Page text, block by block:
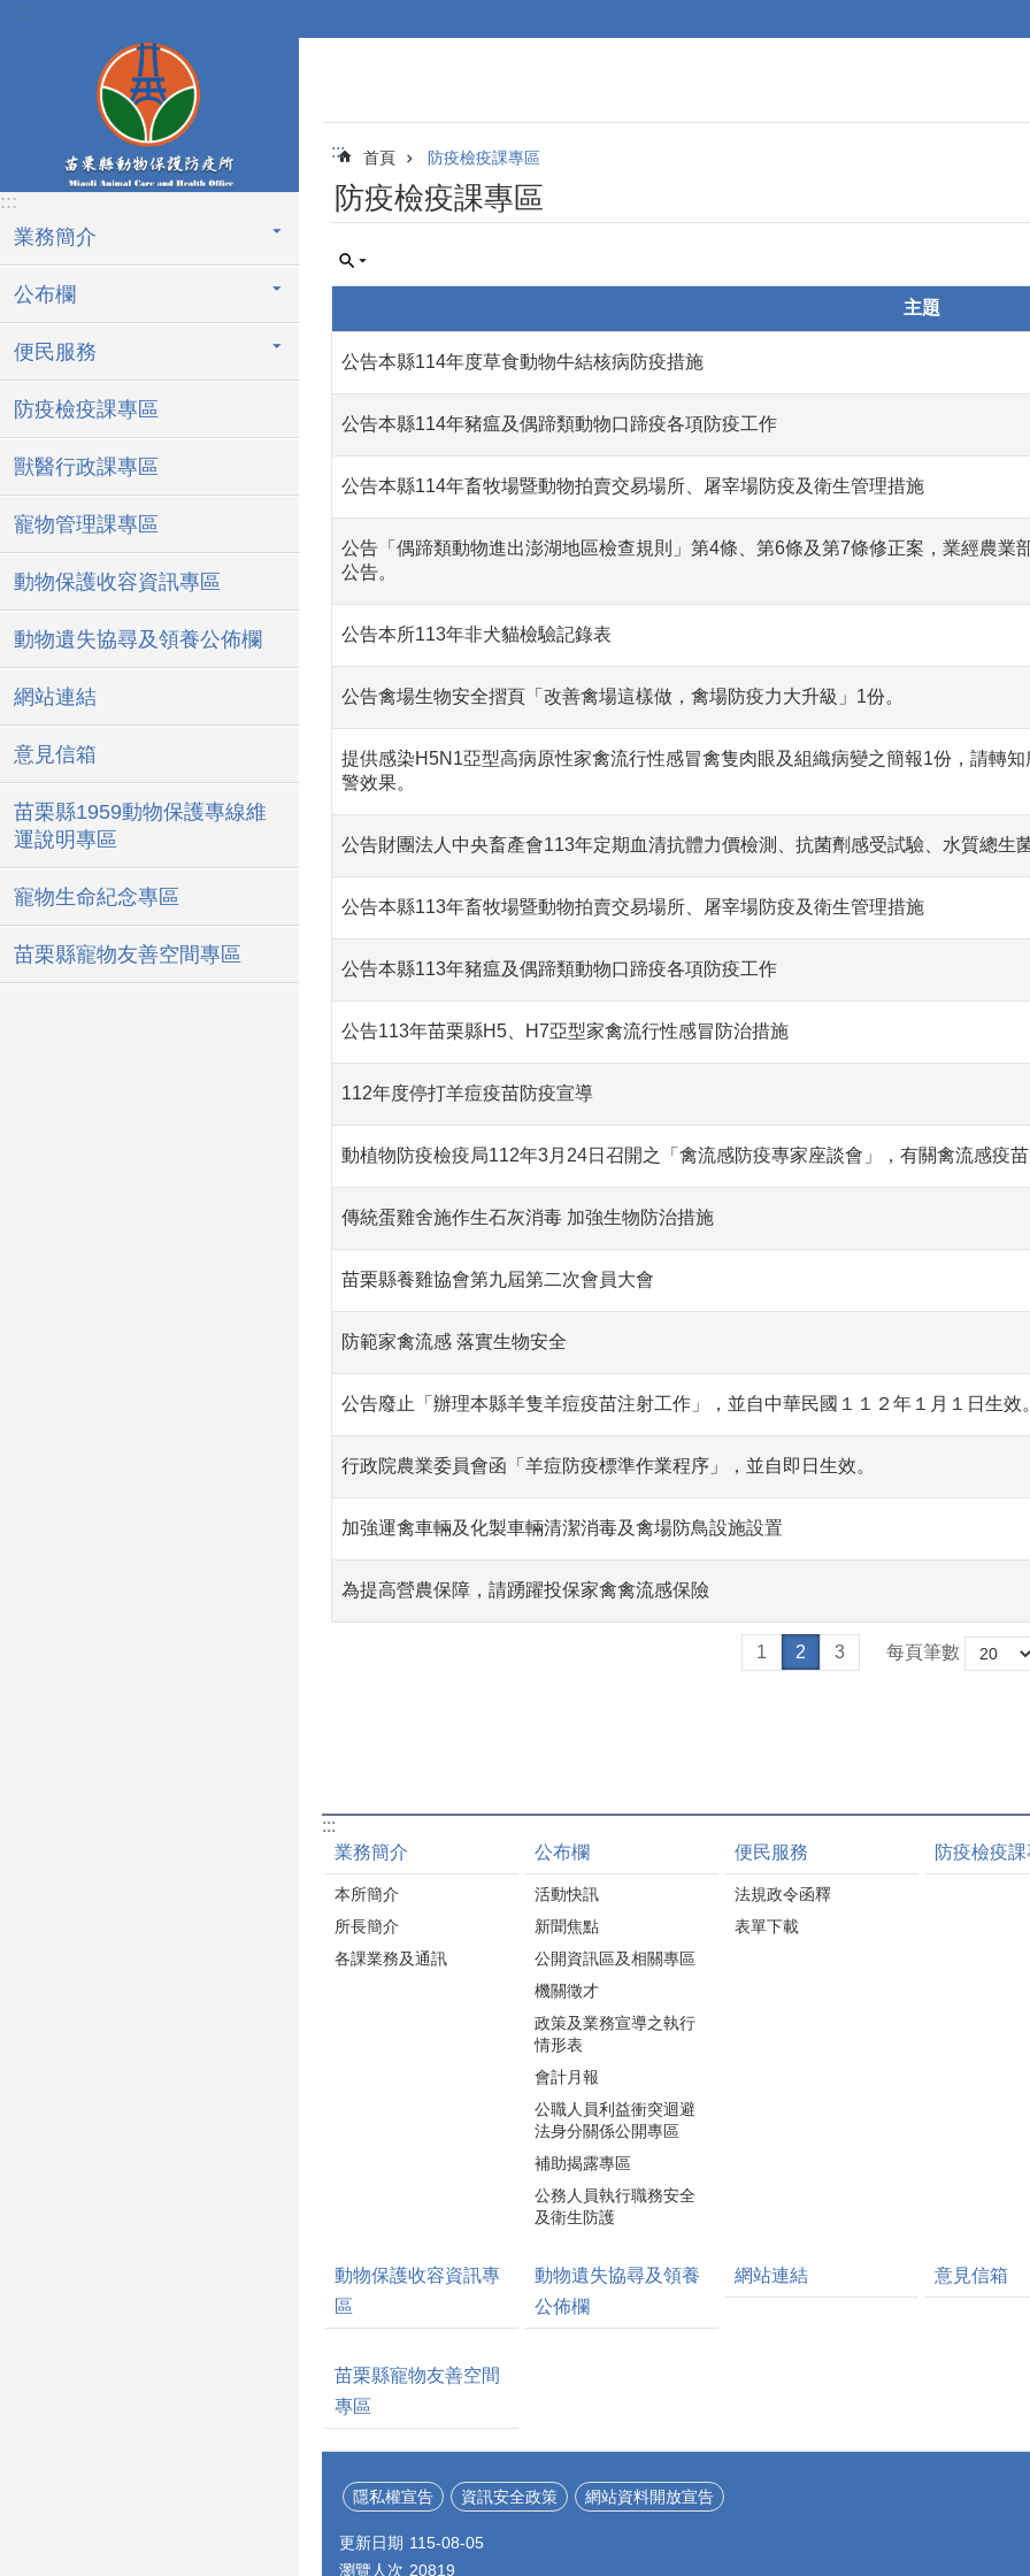
跳到主要內容區塊
:::
:::
業務簡介
公布欄
便民服務
防疫檢疫課專區
獸醫行政課專區
寵物管理課專區
動物保護收容資訊專區
動物遺失協尋及領養公佈欄
網站連結
意見信箱
苗栗縣1959動物保護專線維
運說明專區
寵物生命紀念專區
苗栗縣寵物友善空間專區
::: 首頁 防疫檢疫課專區
防疫檢疫課專區
主題
公告本縣114年度草食動物牛結核病防疫措施
公告本縣114年豬瘟及偶蹄類動物口蹄疫各項防疫工作
公告本縣114年畜牧場暨動物拍賣交易場所、屠宰場防疫及衛生管理措施
公告「偶蹄類動物進出澎湖地區檢查規則」第4條、第6條及第7條修正案，業經農
公告。
公告本所113年非犬貓檢驗記錄表
公告禽場生物安全摺頁「改善禽場這樣做，禽場防疫力大升級」1份。
提供感染H5N1亞型高病原性家禽流行性感冒禽隻肉眼及組織病變之簡報1份，請轉
警效果。
公告財團法人中央畜產會113年定期血清抗體力價檢測、抗菌劑感受試驗、水質總生
公告本縣113年畜牧場暨動物拍賣交易場所、屠宰場防疫及衛生管理措施
公告本縣113年豬瘟及偶蹄類動物口蹄疫各項防疫工作
公告113年苗栗縣H5、H7亞型家禽流行性感冒防治措施
112年度停打羊痘疫苗防疫宣導
動植物防疫檢疫局112年3月24日召開之「禽流感防疫專家座談會」，有關禽流感疫
傳統蛋雞舍施作生石灰消毒 加強生物防治措施
苗栗縣養雞協會第九屆第二次會員大會
防範家禽流感 落實生物安全
公告廢止「辦理本縣羊隻羊痘疫苗注射工作」，並自中華民國１１２年１月１日生效。
行政院農業委員會函「羊痘防疫標準作業程序」，並自即日生效。
加強運禽車輛及化製車輛清潔消毒及禽場防鳥設施設置
為提高營農保障，請踴躍投保家禽禽流感保險
1 2 3 每頁筆數
:::
業務簡介
本所簡介
所長簡介
各課業務及通訊
公布欄
活動快訊
新聞焦點
公開資訊區及相關專區
機關徵才
政策及業務宣導之執行
情形表
會計月報
公職人員利益衝突迴避
法身分關係公開專區
補助揭露專區
公務人員執行職務安全
及衛生防護
便民服務
法規政令函釋
表單下載
防疫檢疫
動物保護收容資訊專
區
動物遺失協尋及領養
公佈欄
網站連結 意見信箱
苗栗縣寵物友善空間
專區
隱私權宣告 資訊安全政策 網站資料開放宣告
更新日期 115-08-05
瀏覽人次 20819